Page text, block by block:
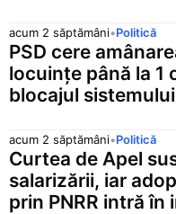
acum 2 săptămâni•Politică
PSD cere
locuințe până la 1
blocajul
acum 2 săptămâni•Politică
Curtea de Apel
salarizării, iar
prin PNRR intră în